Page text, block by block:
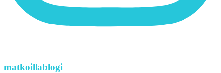
matkoillablogi